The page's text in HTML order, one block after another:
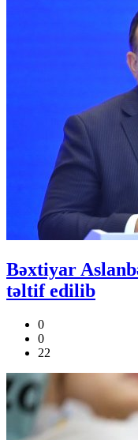
Bəxtiyar
təltif edilib
0
0
22